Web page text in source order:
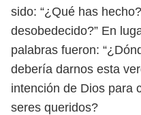
sido: “¿Qué has
desobedecido?” En
palabras fueron:
debería darnos esta
intención de Dios para
seres queridos?